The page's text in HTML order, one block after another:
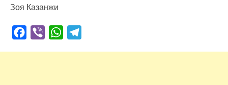
Зоя Казанжи
Facebook
Viber WhatsApp